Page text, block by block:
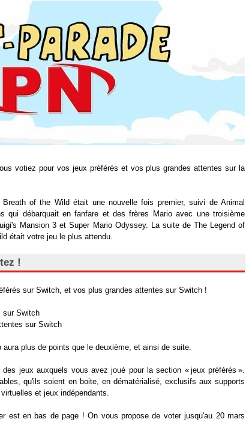
votiez pour vos jeux préférés et vos plus grandes attentes sur la
of the Wild était une nouvelle fois premier, suivi de Animal
qui débarquait en fanfare et des frères Mario avec une troisième
Mansion 3 et Super Mario Odyssey. La suite de The Legend of
était votre jeu le plus attendu.
!
sur Switch, et vos plus grandes attentes sur Switch !
sur Switch
sur Switch
aura plus de points que le deuxième, et ainsi de suite.
jeux auxquels vous avez joué pour la section « jeux préférés ».
qu'ils soient en boite, en dématérialisé, exclusifs aux supports
et jeux indépendants.
est en bas de page ! On vous propose de voter jusqu'au 20 mars